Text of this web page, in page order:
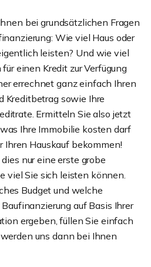
bei grundsätzlichen Fragen
Wie viel Haus oder
leisten? Und wie viel
einen Kredit zur Verfügung
errechnet ganz einfach Ihren
Kreditbetrag sowie Ihre
Ermitteln Sie also jetzt
Ihre Immobilie kosten darf
Ihren Hauskauf bekommen!
nur eine erste grobe
viel Sie sich leisten können.
Budget und welche
auf Basis Ihrer
ergeben, füllen Sie einfach
uns dann bei Ihnen